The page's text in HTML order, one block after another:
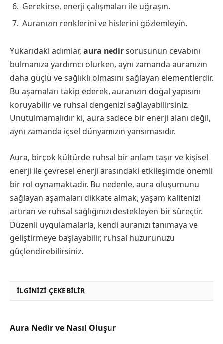
Gerekirse, enerji çalışmaları ile uğraşın.
Auranızın renklerini ve hislerini gözlemleyin.
Yukarıdaki adımlar, aura nedirsorusunun cevabını
bulmanıza yardımcı olurken, aynı zamanda auranızın
daha güçlü ve sağlıklı olmasını sağlayan elementlerdir.
Bu aşamaları takip ederek, auranızın doğal yapısını
koruyabilir ve ruhsal dengenizi sağlayabilirsiniz.
Unutulmamalıdır ki, aura sadece bir enerji alanı değil,
aynı zamanda içsel dünyamızın yansımasıdır.
Aura, birçok kültürde ruhsal bir anlam taşır ve kişisel
enerji ile çevresel enerji arasındaki etkileşimde önemli
bir rol oynamaktadır. Bu nedenle, aura oluşumunu
sağlayan aşamaları dikkate almak, yaşam kalitenizi
artıran ve ruhsal sağlığınızı destekleyen bir süreçtir.
Düzenli uygulamalarla, kendi auranızı tanımaya ve
geliştirmeye başlayabilir, ruhsal huzurunuzu
güçlendirebilirsiniz.
İLGINIZI ÇEKEBILIR
Aura Nedir ve Nasıl Oluşur